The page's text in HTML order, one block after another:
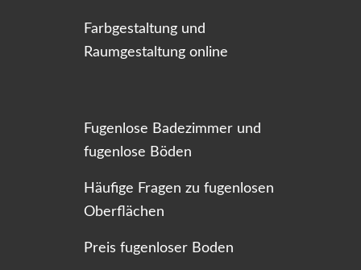
Farbgestaltung und
Raumgestaltung online
Fugenlose Badezimmer und
fugenlose Böden
Häufige Fragen zu fugenlosen
Oberflächen
Preis fugenloser Boden